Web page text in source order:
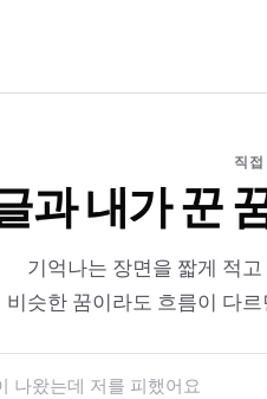
직접
과 내가 꾼
기억나는 장면을 짧게 적
비슷한 꿈이라도 흐름이 다